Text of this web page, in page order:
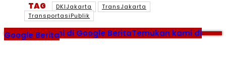
TAG DKIJakarta
TransJakarta
TransportasiPublik
Temukan kami di Google BeritaTemukan kami di
Google Berita